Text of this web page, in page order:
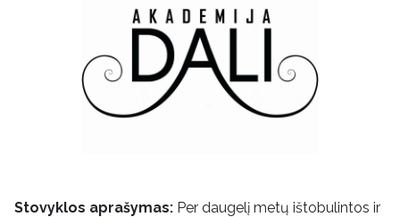
Stovyklos aprašymas: Per daugelį metų ištobulintos ir